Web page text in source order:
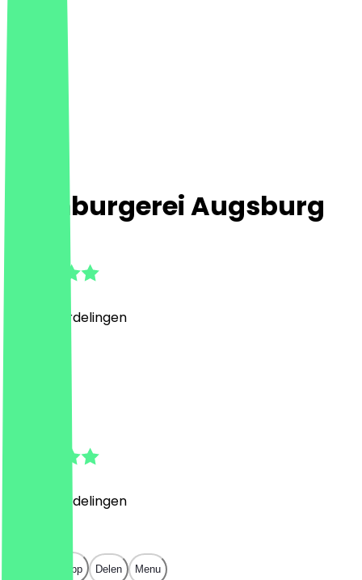
Hamburgerei Augsburg
Beoordelingen
Beoordelingen
Open in app Delen Menu